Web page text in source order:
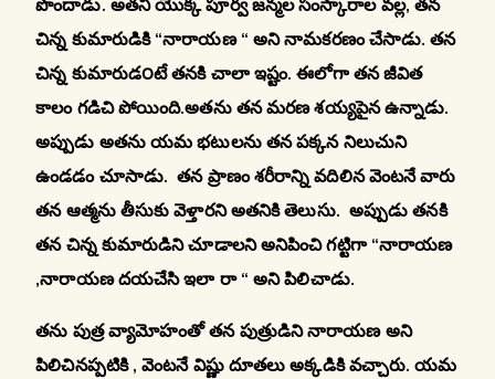
పొందాడు. అతని యొక్క పూర్వ జన్మల సంస్కారాల వల్ల, తన
చిన్న కుమారుడికి “నారాయణ “ అని నామకరణం చేసాడు. తన
చిన్న కుమారుడ౦టే తనకి చాలా ఇష్టం. ఈలోగా తన జీవిత
కాలం గడిచి పోయింది.అతను తన మరణ శయ్యపైన ఉన్నాడు.
అప్పుడు అతను యమ భటులను తన పక్కన నిలుచుని
ఉండడం చూసాడు. తన ప్రాణం శరీరాన్ని వదిలిన వెంటనే వారు
తన ఆత్మను తీసుకు వెళ్తారని అతనికి తెలుసు. అప్పుడు తనకి
తన చిన్న కుమారుడిని చూడాలని అనిపించి గట్టిగా “నారాయణ
,నారాయణ దయచేసి ఇలా రా “ అని పిలిచాడు.
తను పుత్ర వ్యామోహంతో తన పుత్రుడిని నారాయణ అని
పిలిచినప్పటికి , వెంటనే విష్ణు దూతలు అక్కడికి వచ్చారు. యమ